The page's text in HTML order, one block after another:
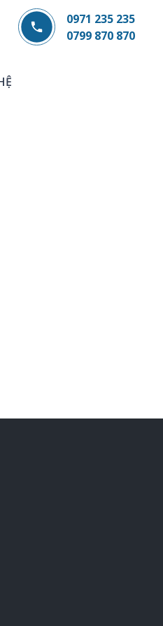
0971 235 235
0799 870 870